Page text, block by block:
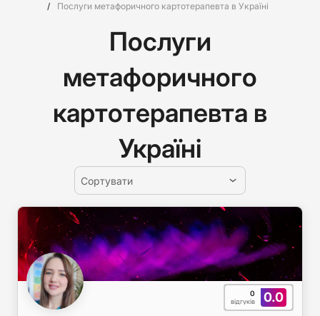
Послуги метафоричного картотерапевта в Україні
Послуги
метафоричного
картотерапевта в
Україні
Сортувати
0.0
0
відгуків